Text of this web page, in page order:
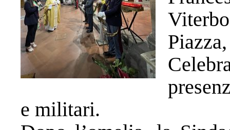
e militari.